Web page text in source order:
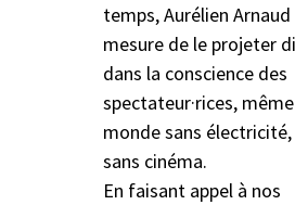
temps, Aurélien
mesure de le projeter
dans la conscience des
spectateur·rices,
monde sans
sans cinéma.
En faisant appel à nos